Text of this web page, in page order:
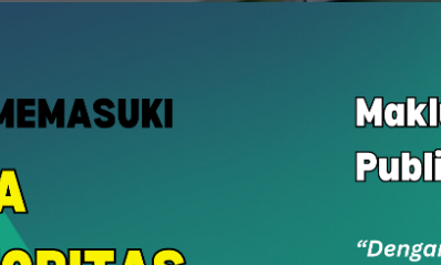
RDM
Rapor Digital Madrasah Penerimaan Peserta Didik Baru